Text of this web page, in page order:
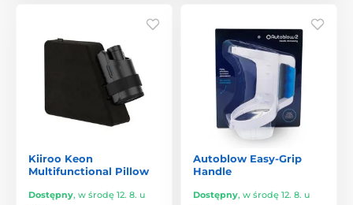
Kiiroo Keon
Multifunctional Pillow
Dostępny, w środę 12. 8. u
Autoblow Easy-Grip
Handle
Dostępny, w środę 12. 8. u